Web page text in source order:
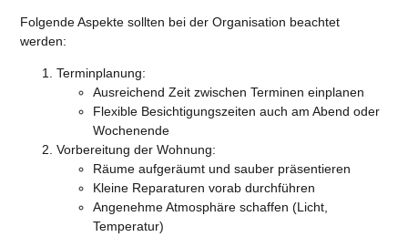
Folgende Aspekte sollten bei der Organisation beachtet
werden:
Terminplanung:
Ausreichend Zeit zwischen Terminen einplanen
Flexible Besichtigungszeiten auch am Abend oder
Wochenende
Vorbereitung der Wohnung:
Räume aufgeräumt und sauber präsentieren
Kleine Reparaturen vorab durchführen
Angenehme Atmosphäre schaffen (Licht,
Temperatur)